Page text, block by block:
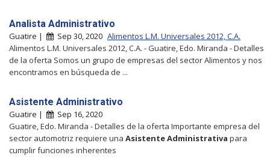
Analista Administrativo
Guatire | Sep 30, 2020 Alimentos L.M. Universales 2012, C.A.
Alimentos L.M. Universales 2012, C.A. - Guatire, Edo. Miranda - Detalles
de la oferta Somos un grupo de empresas del sector Alimentos y nos
encontramos en búsqueda de ...
Asistente Administrativo
Guatire |
Sep 16, 2020
Guatire, Edo. Miranda - Detalles de la oferta Importante empresa del
sector automotriz requiere una AsistenteAdministrativa para
cumplir funciones inherentes